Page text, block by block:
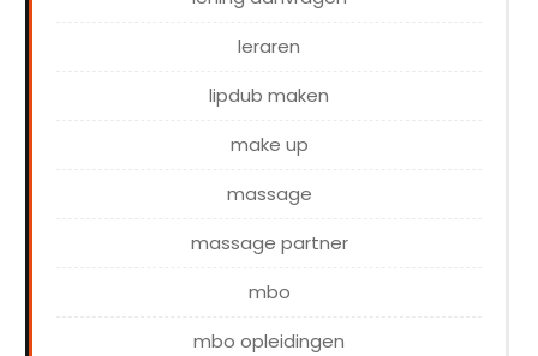
leraren
lipdub maken
make up
massage
massage partner
mbo
mbo opleidingen